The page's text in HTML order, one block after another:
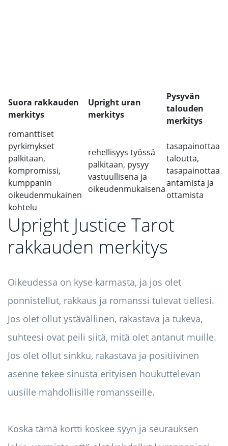
Suora rakkauden
merkitys
Upright uran
merkitys
Pysyvän
talouden
merkitys
romanttiset
pyrkimykset
palkitaan,
kompromissi,
kumppanin
oikeudenmukainen
kohtelu
rehellisyys työssä
palkitaan, pysyy
vastuullisena ja
oikeudenmukaisena
tasapainottaa
taloutta,
tasapainottaa
antamista ja
ottamista
Upright Justice Tarot
rakkauden merkitys
Oikeudessa on kyse karmasta, ja jos olet
ponnistellut, rakkaus ja romanssi tulevat tiellesi.
Jos olet ollut ystävällinen, rakastava ja tukeva,
suhteesi ovat peili siitä, mitä olet antanut muille.
Jos olet ollut sinkku, rakastava ja positiivinen
asenne tekee sinusta erityisen houkuttelevan
uusille mahdollisille romansseille.
Koska tämä kortti koskee syyn ja seurauksen